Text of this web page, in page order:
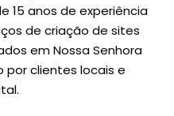
15 anos de experiência
de criação de sites
em Nossa Senhora
por clientes locais e